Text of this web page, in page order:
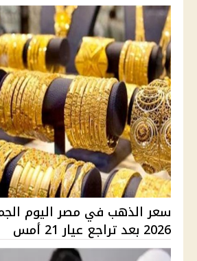
2026 بعد تراجع عيار 21 أمس